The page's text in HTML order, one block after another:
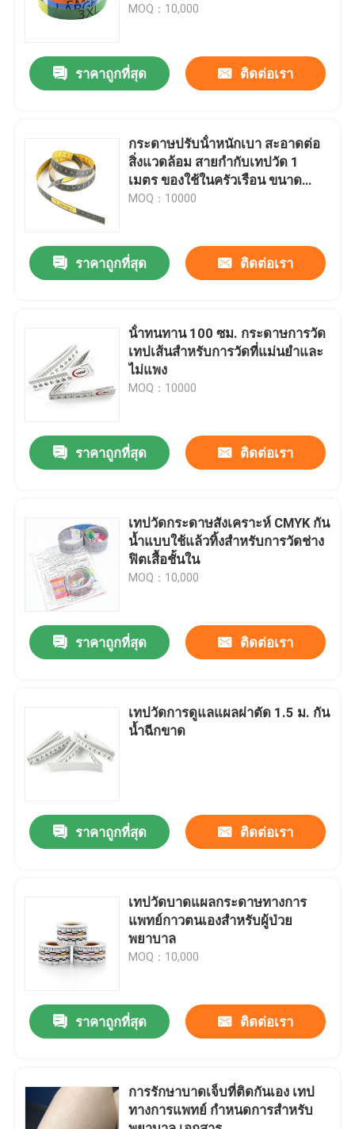
เกี่ยวกับเรา
ทัวร์โรงงาน
ติดต่อเรา
ขอใบเสนอราคา
เทปวัดเสื้อผ้า
เทปวัดจักรเย็บผ้าส่วนบุคคล
MOQ：10,000
ราคาถูกที่สุด ติดต่อเรา
กระดาษปรับน้ําหนักเบา สะอาดต่อ
สิ่งแวดล้อม สายกํากับเทปวัด 1
เมตร ของใช้ในครัวเรือน ขนาด
หมอนวัด
MOQ：10000
ราคาถูกที่สุด ติดต่อเรา
น้ําทนทาน 100 ซม. กระดาษการวัด
เทปเส้นสําหรับการวัดที่แม่นยําและ
ไม่แพง
MOQ：10000
ราคาถูกที่สุด ติดต่อเรา
เทปวัดกระดาษสังเคราะห์ CMYK กัน
น้ำแบบใช้แล้วทิ้งสำหรับการวัดช่าง
ฟิตเสื้อชั้นใน
MOQ：10,000
ราคาถูกที่สุด ติดต่อเรา
เทปวัดการดูแลแผลผ่าตัด 1.5 ม. กัน
น้ำฉีกขาด
ราคาถูกที่สุด ติดต่อเรา
เทปวัดบาดแผลกระดาษทางการ
แพทย์กาวตนเองสำหรับผู้ป่วย
พยาบาล
MOQ：10,000
ราคาถูกที่สุด ติดต่อเรา
การรักษาบาดเจ็บที่ติดกันเอง เทป
ทางการแพทย์ กําหนดการสําหรับ